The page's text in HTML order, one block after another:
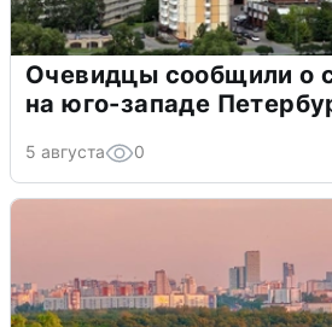
Очевидцы сообщили о
на юго-западе
5 августа 0